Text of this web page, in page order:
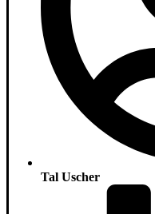
Tal Uscher